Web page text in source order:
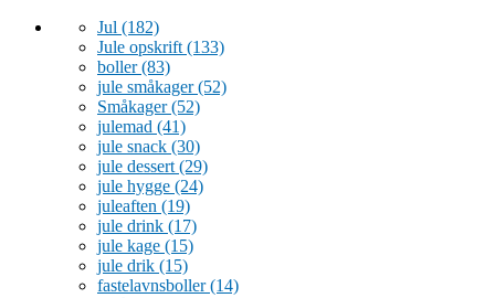
Jul (182)
Jule opskrift (133)
boller(83)
jule småkager(52)
Småkager(52)
julemad (41)
jule snack (30)
jule dessert (29)
jule hygge (24)
juleaften (19)
jule drink (17)
jule kage (15)
jule drik (15)
fastelavnsboller(14)